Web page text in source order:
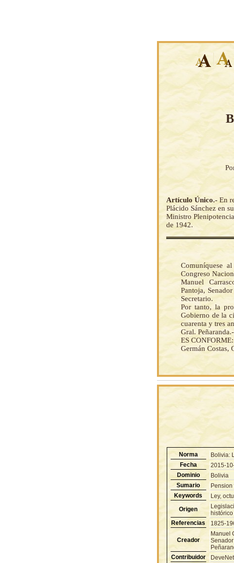
Artículo Único.- En
Plácido Sánchez en
Ministro
de 1942.
Comuníquese
Congreso
Manuel
Pantoja,
Secretario.
Por tanto, la
Gobierno de la
cuarenta y tres
Gral.
ES CONFORME:
Germán Costas,
Norma
Bolivia:
Fecha
2015-
Dominio
Bolivia
Sumario
Keywords
Ley,
Origen
Referencias
1825-
Creador
Manuel
Contribuidor